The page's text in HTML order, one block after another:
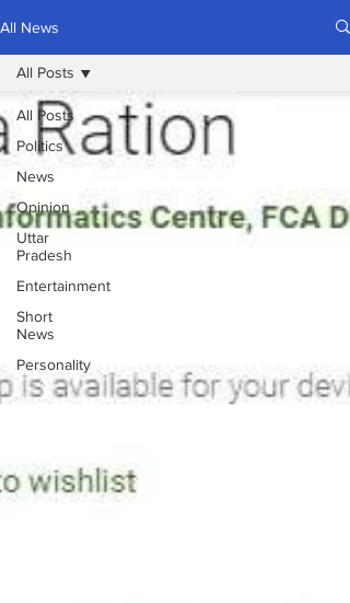
All News
All Posts
Politics
News
Opinion
Uttar
Pradesh
Entertainment
Short
News
Personality
All Posts